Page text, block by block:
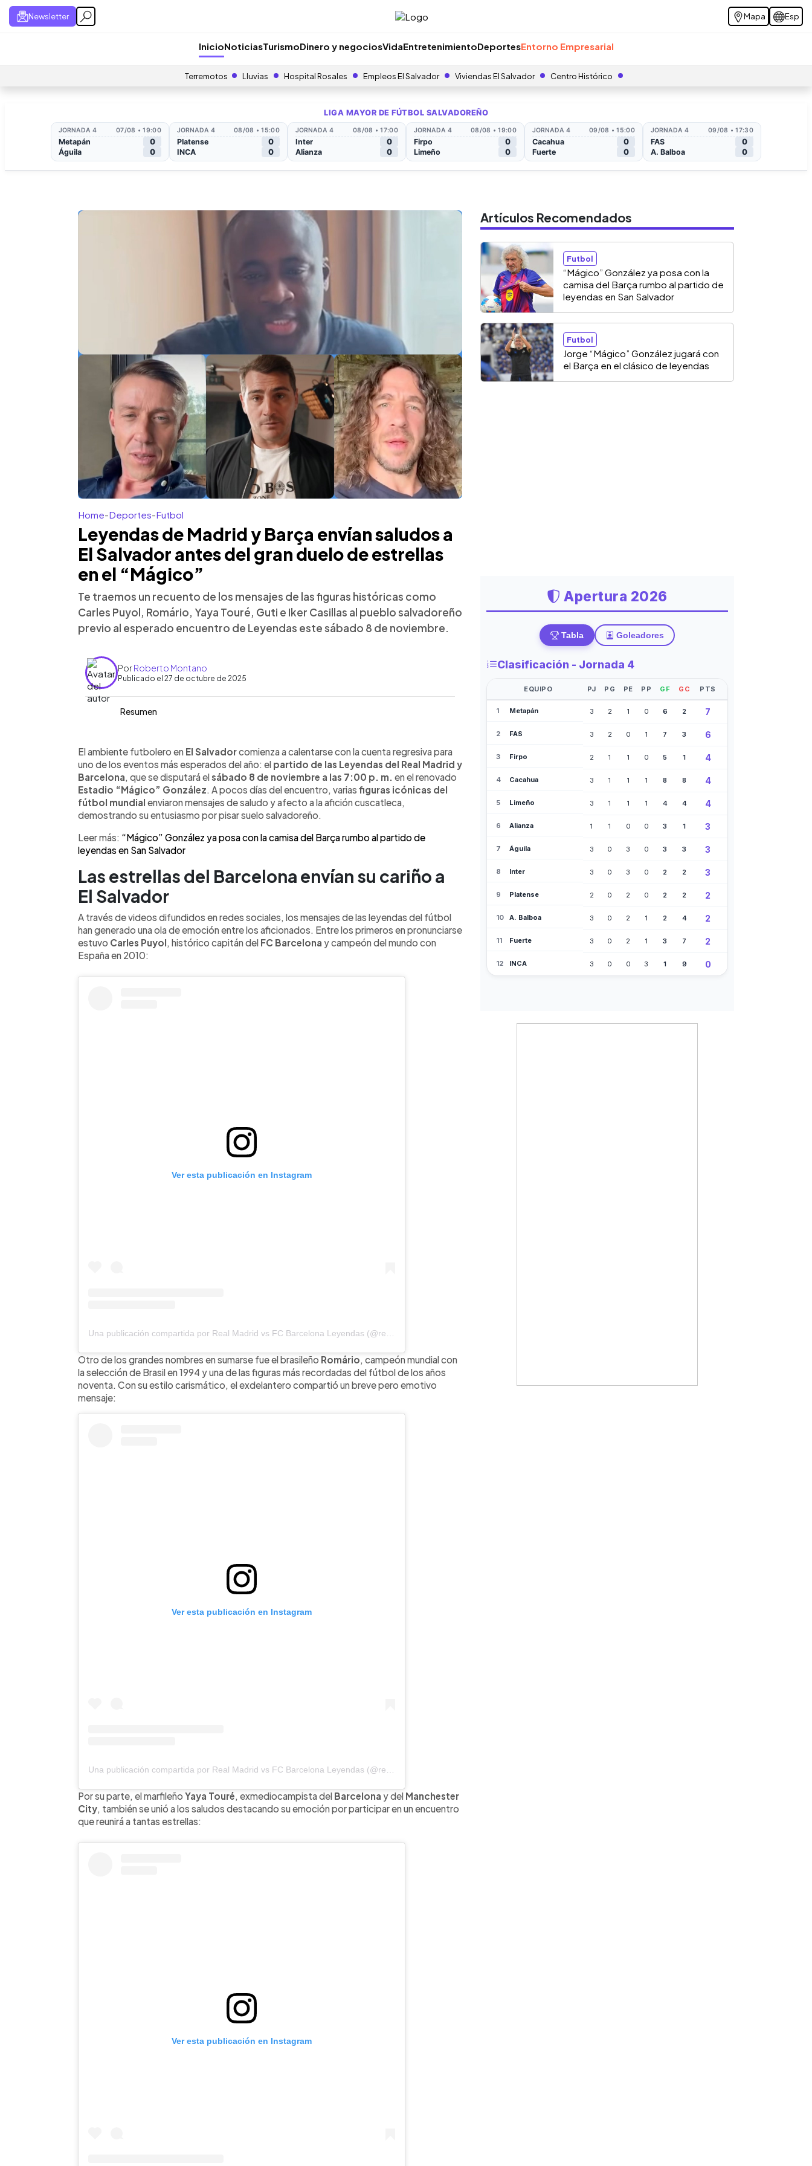
Newsletter Mapa Esp
InicioNoticiasTurismoDinero y negociosVidaEntretenimientoDeportesEntorno Empresarial
Terremotos Lluvias Hospital Rosales Empleos El Salvador Viviendas El Salvador Centro Histórico
Home-Deportes-Futbol
Leyendas de Madrid y Barça envían saludos a
El Salvador antes del gran duelo de estrellas
en el “Mágico”
Te traemos un recuento de los mensajes de las figuras históricas como
Carles Puyol, Romário, Yaya Touré, Guti e Iker Casillas al pueblo salvadoreño
previo al esperado encuentro de Leyendas este sábado 8 de noviembre.
PorRoberto Montano
Publicado el 27 de octubre de 2025
Resumen
► Escuchar artículo
A pocos días del partido entre las Leyendas del Real Madrid y Barcelona en
el Estadio “Mágico” González, grandes figuras del fútbol enviaron mensajes
de saludo a El Salvador. Entre ellos destacan Carles Puyol, Romário y Yaya
Touré, exjugadores del Barcelona, junto a los madridistas Guti e Iker
Casillas. Los exfutbolistas expresaron su emoción por visitar el país y
compartir con la afición cuscatleca el sábado 8 de noviembre a las 7:00 p.
y un homenaje al legado del deporte en El Salvador.
El ambiente futbolero en El Salvadorcomienza a calentarse con la cuenta regresiva para
uno de los eventos más esperados del año: el partido de las Leyendas del Real Madrid y
Barcelona, que se disputará elsábado 8 de noviembre a las 7:00 p. m. en el renovado
Estadio “Mágico” González. A pocos días del encuentro, varias figuras icónicas del
fútbol mundial enviaron mensajes de saludo y afecto a la afición cuscatleca,
demostrando su entusiasmo por pisar suelo salvadoreño.
Leer más: “Mágico” González ya posa con la camisa del Barça rumbo al partido de
leyendas en San Salvador
Las estrellas del Barcelona envían su cariño a
El Salvador
A través de videos difundidos en redes sociales, los mensajes de las leyendas del fútbol
han generado una ola de emoción entre los aficionados. Entre los primeros en pronunciarse
estuvo Carles Puyol, histórico capitán del FC Barcelona y campeón del mundo con
España en 2010:
Ver esta publicación en Instagram
Otro de los grandes nombres en sumarse fue el brasileño Romário , campeón mundial con
la selección de Brasil en 1994 y una de las figuras más recordadas del fútbol de los años
noventa. Con su estilo carismático, el exdelantero compartió un breve pero emotivo
mensaje:
Ver esta publicación en Instagram
Por su parte, el marfileño Yaya Touré, exmediocampista del Barcelona y del Manchester
City, también se unió a los saludos destacando su emoción por participar en un encuentro
que reunirá a tantas estrellas:
Ver esta publicación en Instagram
Artículos Recomendados
Futbol
“Mágico” González ya posa con la
camisa del Barça rumbo al partido de
leyendas en San Salvador
Futbol
Jorge “Mágico” González jugará con
el Barça en el clásico de leyendas